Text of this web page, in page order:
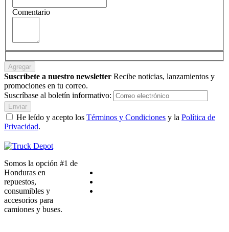
Comentario
Agregar
Suscríbete a nuestro newsletter Recibe noticias, lanzamientos y
promociones en tu correo.
Suscríbase al boletín informativo:
Enviar
He leído y acepto los Términos y Condiciones y la Política de
Privacidad.
Somos la opción #1 de
Honduras en
repuestos,
consumibles y
accesorios para
camiones y buses.